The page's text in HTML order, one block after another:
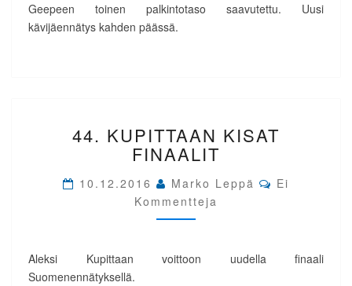
Geepeen toinen palkintotaso saavutettu. Uusi
kävijäennätys kahden päässä.
KUPITTAAN
KISAT
FINAALIT
44. KUPITTAAN KISAT
FINAALIT
10.12.2016 Marko Leppä Comments
Ei
Kommentteja
Aleksi Kupittaan voittoon uudella finaali
Suomenennätyksellä.